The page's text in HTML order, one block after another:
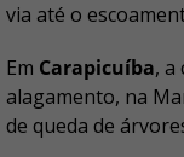
via até o
Em Carapicuíba, a
alagamento, na
de queda de